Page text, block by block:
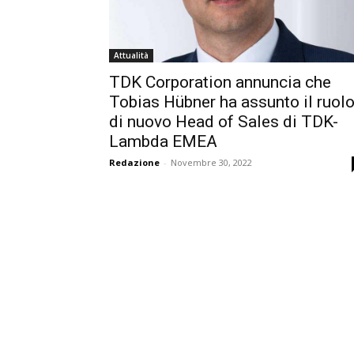
Attualità
TDK Corporation annuncia che
Tobias Hübner ha assunto il ruolo
di nuovo Head of Sales di TDK-
Lambda EMEA
Redazione - Novembre 30, 2022